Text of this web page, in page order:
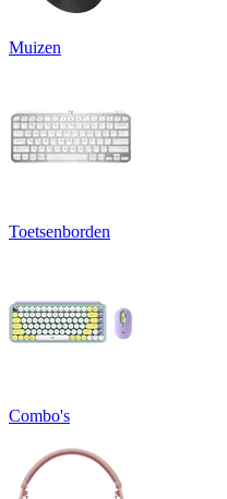
Muizen
Toetsenborden
Combo's